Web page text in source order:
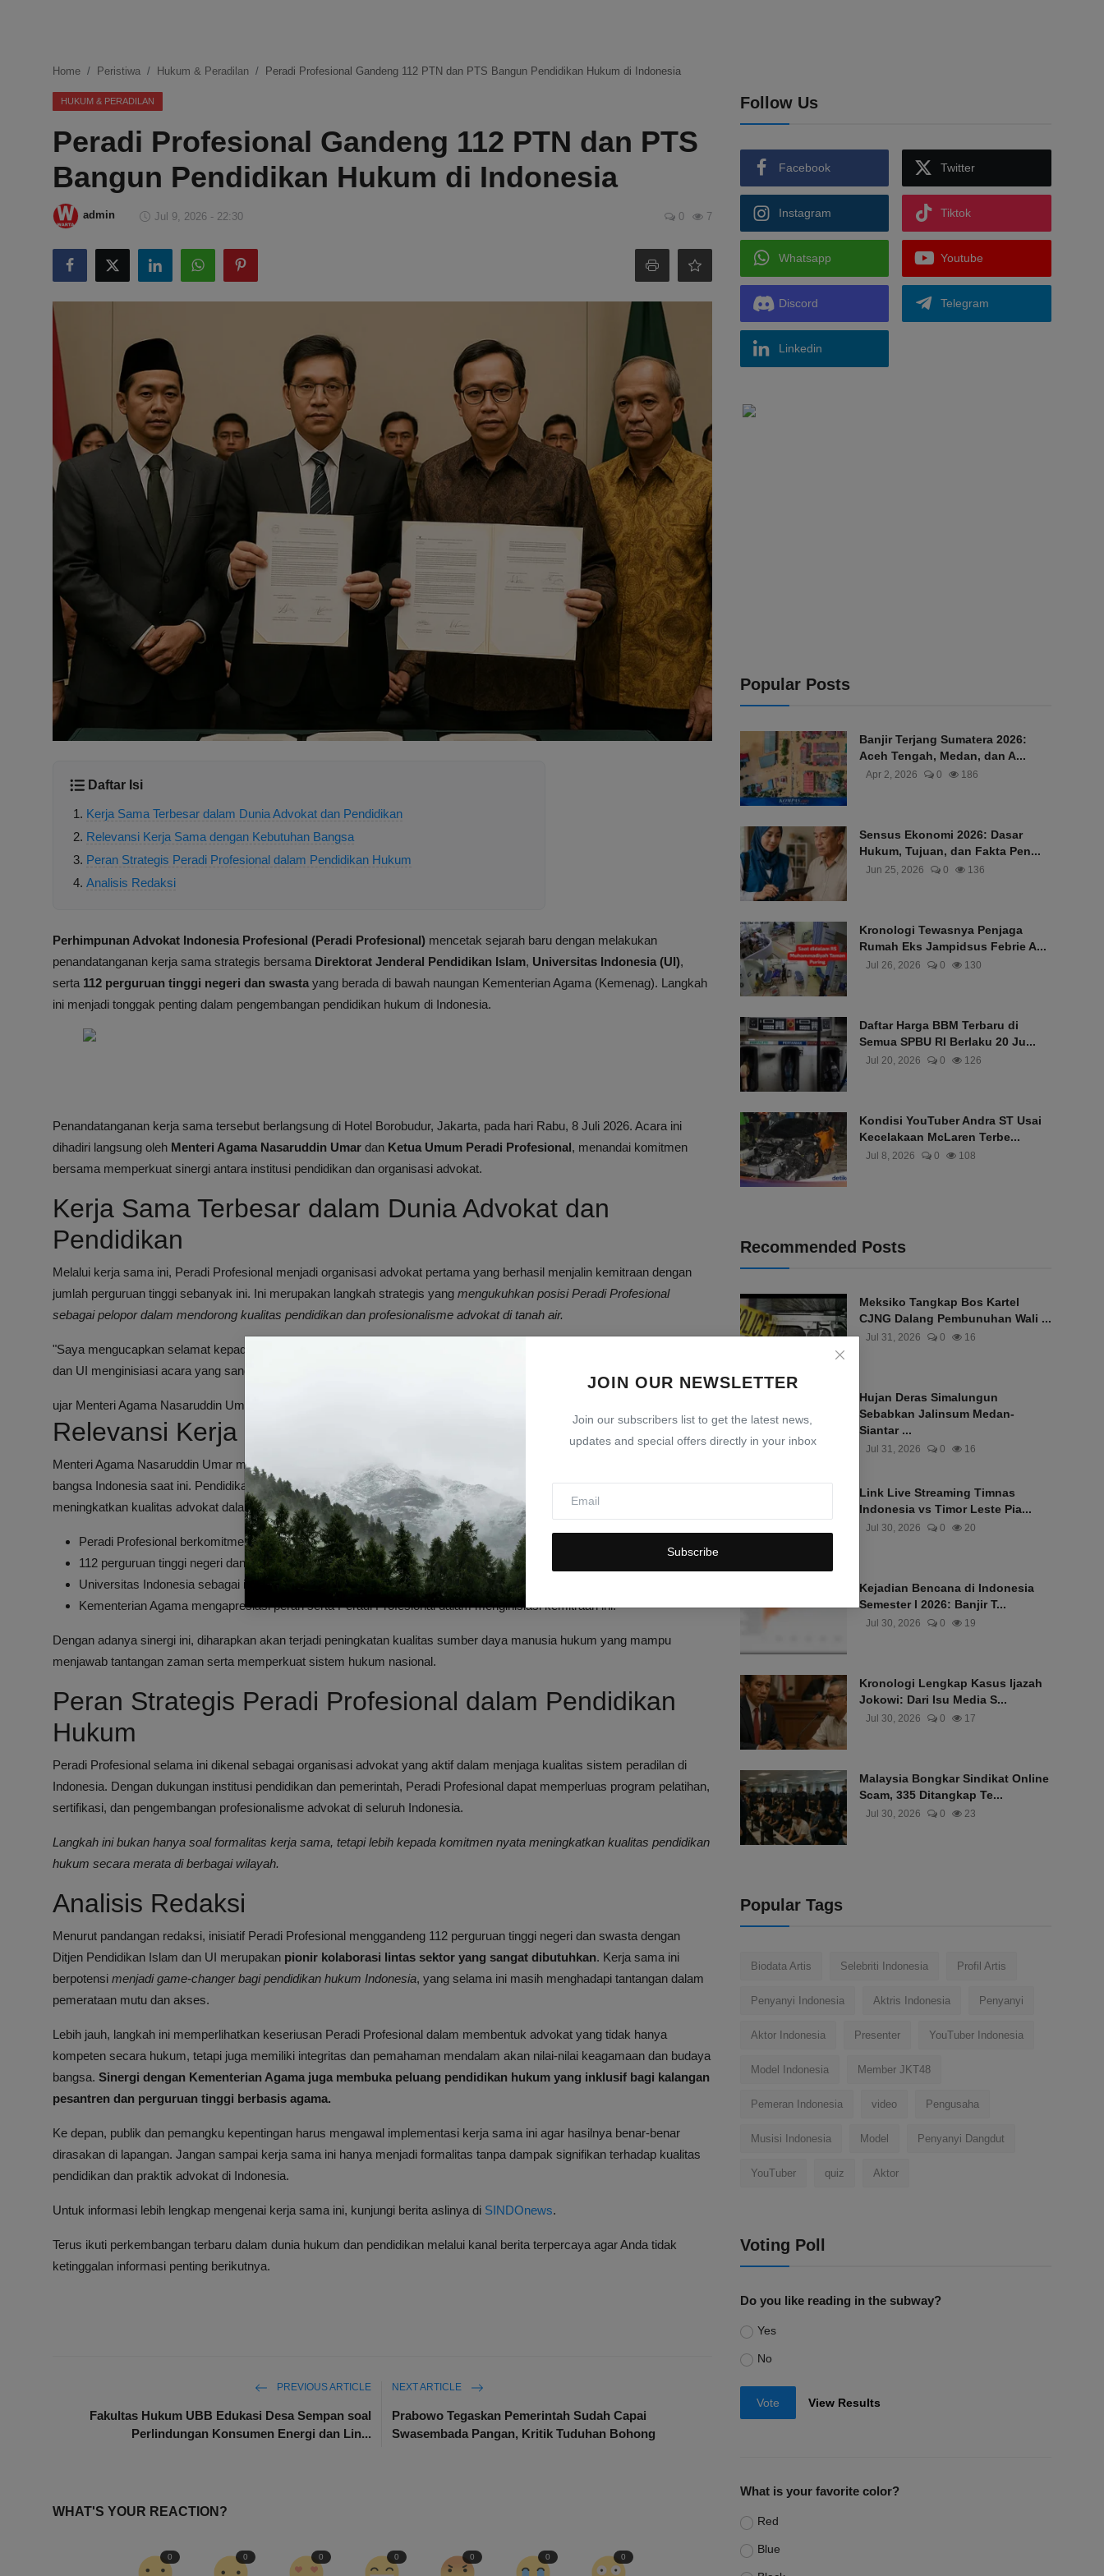
Ekonomi
Internasional
Teknologi
Hiburan
Kesehatan
JOIN OUR NEWSLETTER
Join our subscribers list to get the latest news,
updates and special offers directly in your inbox
Subscribe
Home Peristiwa Hukum & Peradilan Peradi Profesional Gandeng 112 PTN dan PTS Bangun Pendidikan Hukum di Indonesia
HUKUM & PERADILAN
Peradi Profesional Gandeng 112 PTN dan PTS
Bangun Pendidikan Hukum di Indonesia
admin Jul 9, 2026 - 22:30 0 7
Daftar Isi
Kerja Sama Terbesar dalam Dunia Advokat dan Pendidikan
Relevansi Kerja Sama dengan Kebutuhan Bangsa
Peran Strategis Peradi Profesional dalam Pendidikan Hukum
Analisis Redaksi
Perhimpunan Advokat Indonesia Profesional (Peradi Profesional) mencetak sejarah baru dengan melakukan
penandatanganan kerja sama strategis bersama Direktorat Jenderal Pendidikan Islam, Universitas Indonesia (UI),
serta 112 perguruan tinggi negeri dan swasta yang berada di bawah naungan Kementerian Agama (Kemenag). Langkah
ini menjadi tonggak penting dalam pengembangan pendidikan hukum di Indonesia.
Penandatanganan kerja sama tersebut berlangsung di Hotel Borobudur, Jakarta, pada hari Rabu, 8 Juli 2026. Acara ini
dihadiri langsung oleh Menteri Agama Nasaruddin Umar dan Ketua Umum Peradi Profesional, menandai komitmen
bersama memperkuat sinergi antara institusi pendidikan dan organisasi advokat.
Kerja Sama Terbesar dalam Dunia Advokat dan
Pendidikan
Melalui kerja sama ini, Peradi Profesional menjadi organisasi advokat pertama yang berhasil menjalin kemitraan dengan
jumlah perguruan tinggi sebanyak ini. Ini merupakan langkah strategis yang mengukuhkan posisi Peradi Profesional
sebagai pelopor dalam mendorong kualitas pendidikan dan profesionalisme advokat di tanah air.
"Saya mengucapkan selamat kepada semua pihak terutama Peradi Profesional yang bersama-sama Kementerian Agama
dan UI menginisiasi acara yang sangat penting ini,"
ujar Menteri Agama Nasaruddin Umar pada Kamis, 9 Juli 2026.
Relevansi Kerja Sama dengan Kebutuhan Bangsa
Menteri Agama Nasaruddin Umar menegaskan bahwa kerja sama ini memiliki relevansi yang tinggi dengan kebutuhan
bangsa Indonesia saat ini. Pendidikan hukum yang kuat dinilai sangat penting untuk menjaga sistem peradilan yang adil dan
meningkatkan kualitas advokat dalam menjalankan perannya.
Peradi Profesional berkomitmen membangun pendidikan hukum yang berkualitas dan profesional.
112 perguruan tinggi negeri dan swasta di bawah Kemenag turut serta memperluas akses pendidikan hukum.
Universitas Indonesia sebagai institusi pendidikan terkemuka turut memberikan dukungan akademik dan riset.
Kementerian Agama mengapresiasi peran serta Peradi Profesional dalam menginisiasi kemitraan ini.
Dengan adanya sinergi ini, diharapkan akan terjadi peningkatan kualitas sumber daya manusia hukum yang mampu
menjawab tantangan zaman serta memperkuat sistem hukum nasional.
Peran Strategis Peradi Profesional dalam Pendidikan
Hukum
Peradi Profesional selama ini dikenal sebagai organisasi advokat yang aktif dalam menjaga kualitas sistem peradilan di
Indonesia. Dengan dukungan institusi pendidikan dan pemerintah, Peradi Profesional dapat memperluas program pelatihan,
sertifikasi, dan pengembangan profesionalisme advokat di seluruh Indonesia.
Langkah ini bukan hanya soal formalitas kerja sama, tetapi lebih kepada komitmen nyata meningkatkan kualitas pendidikan
hukum secara merata di berbagai wilayah.
Analisis Redaksi
Menurut pandangan redaksi, inisiatif Peradi Profesional menggandeng 112 perguruan tinggi negeri dan swasta dengan
Ditjen Pendidikan Islam dan UI merupakan pionir kolaborasi lintas sektor yang sangat dibutuhkan. Kerja sama ini
berpotensi menjadi game-changer bagi pendidikan hukum Indonesia, yang selama ini masih menghadapi tantangan dalam
pemerataan mutu dan akses.
Lebih jauh, langkah ini memperlihatkan keseriusan Peradi Profesional dalam membentuk advokat yang tidak hanya
kompeten secara hukum, tetapi juga memiliki integritas dan pemahaman mendalam akan nilai-nilai keagamaan dan budaya
bangsa. Sinergi dengan Kementerian Agama juga membuka peluang pendidikan hukum yang inklusif bagi kalangan
pesantren dan perguruan tinggi berbasis agama.
Ke depan, publik dan pemangku kepentingan harus mengawal implementasi kerja sama ini agar hasilnya benar-benar
dirasakan di lapangan. Jangan sampai kerja sama ini hanya menjadi formalitas tanpa dampak signifikan terhadap kualitas
pendidikan dan praktik advokat di Indonesia.
Untuk informasi lebih lengkap mengenai kerja sama ini, kunjungi berita aslinya di SINDOnews.
Terus ikuti perkembangan terbaru dalam dunia hukum dan pendidikan melalui kanal berita terpercaya agar Anda tidak
ketinggalan informasi penting berikutnya.
PREVIOUS ARTICLE
Fakultas Hukum UBB Edukasi Desa Sempan soal
Perlindungan Konsumen Energi dan Lin...
NEXT ARTICLE
Prabowo Tegaskan Pemerintah Sudah Capai
Swasembada Pangan, Kritik Tuduhan Bohong
WHAT'S YOUR REACTION?
0 0 0 0 0 0 0
Follow Us
Facebook Twitter
Instagram Tiktok
Whatsapp Youtube
Discord Telegram
Linkedin
Popular Posts
Banjir Terjang Sumatera 2026:
Aceh Tengah, Medan, dan A...
Apr 2, 2026 0 186
Sensus Ekonomi 2026: Dasar
Hukum, Tujuan, dan Fakta Pen...
Jun 25, 2026 0 136
Kronologi Tewasnya Penjaga
Rumah Eks Jampidsus Febrie A...
Jul 26, 2026 0 130
Daftar Harga BBM Terbaru di
Semua SPBU RI Berlaku 20 Ju...
Jul 20, 2026 0 126
Kondisi YouTuber Andra ST Usai
Kecelakaan McLaren Terbe...
Jul 8, 2026 0 108
Recommended Posts
Meksiko Tangkap Bos Kartel
CJNG Dalang Pembunuhan Wali ...
Jul 31, 2026 0 16
Hujan Deras Simalungun
Sebabkan Jalinsum Medan-
Siantar ...
Jul 31, 2026 0 16
Link Live Streaming Timnas
Indonesia vs Timor Leste Pia...
Jul 30, 2026 0 20
Kejadian Bencana di Indonesia
Semester I 2026: Banjir T...
Jul 30, 2026 0 19
Kronologi Lengkap Kasus Ijazah
Jokowi: Dari Isu Media S...
Jul 30, 2026 0 17
Malaysia Bongkar Sindikat Online
Scam, 335 Ditangkap Te...
Jul 30, 2026 0 23
Popular Tags
Biodata Artis Selebriti Indonesia Profil Artis
Penyanyi Indonesia Aktris Indonesia Penyanyi
Aktor Indonesia Presenter YouTuber Indonesia
Model Indonesia Member JKT48
Pemeran Indonesia video Pengusaha
Musisi Indonesia Model Penyanyi Dangdut
YouTuber quiz Aktor
Voting Poll
Do you like reading in the subway?
Yes
No
Vote View Results
What is your favorite color?
Red
Blue